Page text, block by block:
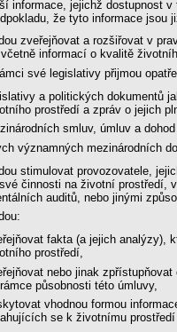
informace, jejichž dostupnost
že tyto informace jsou
zveřejňovat a rozšiřovat v
informací o kvalitě
své legislativy přijmou
a politických dokumentů
prostředí a zpráv o jejich
smluv, úmluv a
významných mezinárodních
stimulovat provozovatele,
činnosti na životní prostředí,
auditů, nebo jinými
fakta (a jejich analýzy),
prostředí,
nebo jinak
působnosti této úmluvy,
vhodnou formou
se k životnímu